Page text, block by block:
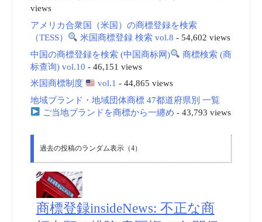
views
アメリカ合衆国（米国）の商標登録を検索
（TESS）
米国商標登録 検索 vol.8 - 54,602 views
中国の商標登録を検索 (中国商标网)
商標検索 (商
标查询) vol.10 - 46,151 views
米国商標制度
vol.1 - 44,865 views
地域ブランド・地域団体商標 47都道府県別 一覧
ご当地ブランドを商標から一纏め - 43,793 views
過去の投稿のランダム表示（4）
商標登録insideNews: 不正な商